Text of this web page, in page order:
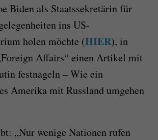
Biden als Staatssekretärin für
ins US-
holen möchte (HIER), in
Affairs“ einen Artikel mit
festnageln – Wie ein
Amerika mit Russland umgehen
„Nur wenige Nationen rufen